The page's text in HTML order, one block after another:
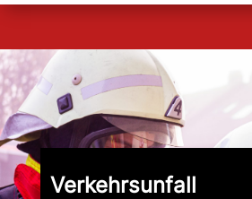
Verkehrsunfall